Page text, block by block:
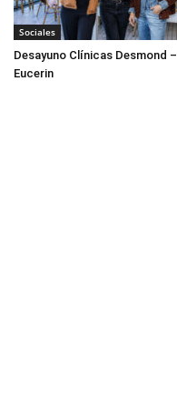
Sociales
Desayuno Clínicas Desmond –
Eucerin